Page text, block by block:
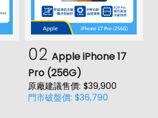
02 Apple iPhone 17
Pro (256G)
原廠建議售價: $39,900
門市破盤價: $36,790